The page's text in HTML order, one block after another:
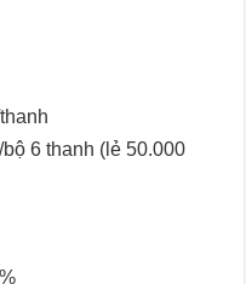
6 thanh (lẻ 50.000